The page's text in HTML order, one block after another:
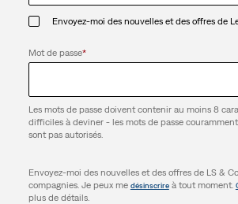
Envoyez-moi des nouvelles et des offres de
Mot de passe*
Les mots de passe doivent contenir au moins 8
difficiles à deviner - les mots de passe
sont pas autorisés.
Envoyez-moi des nouvelles et des offres de LS &
compagnies. Je peux me désinscrireà tout moment.
plus de détails.